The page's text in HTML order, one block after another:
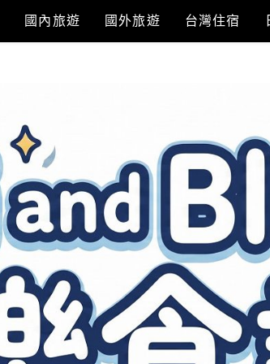
國內旅遊 國外旅遊 台灣住宿